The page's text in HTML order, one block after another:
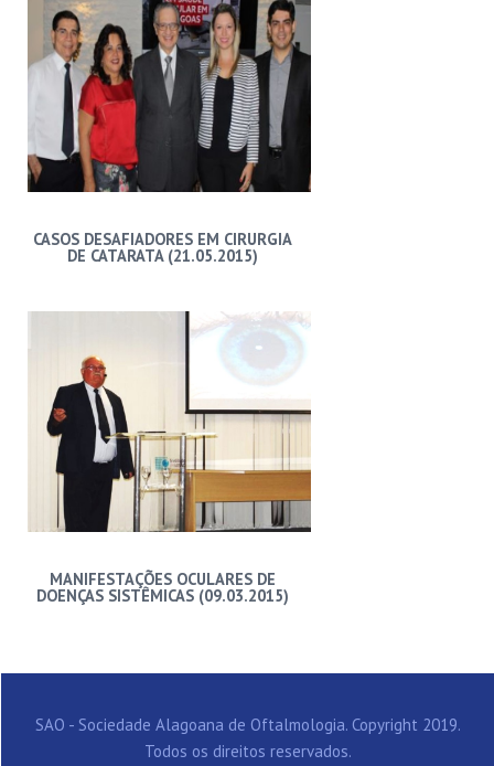
CASOS DESAFIADORES EM CIRURGIA
DE CATARATA (21.05.2015)
MANIFESTAÇÕES OCULARES DE
DOENÇAS SISTÊMICAS (09.03.2015)
SAO - Sociedade Alagoana de Oftalmologia. Copyright 2019.
Todos os direitos reservados.